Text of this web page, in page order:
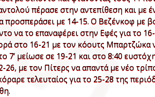
πέρασε στην αντεπίθεση και με
προσπεράσει με 14-15. Ο Βεζένκοφ με
να το επαναφέρει στην Εφές για το
στο 16-21 με τον κόουτς Μπαρτζώκα
7’ μείωσε σε 19-21 και στο 8:40
με τον Πίτερς να απαντά με νέο
τελευταίος για το 25-28 της